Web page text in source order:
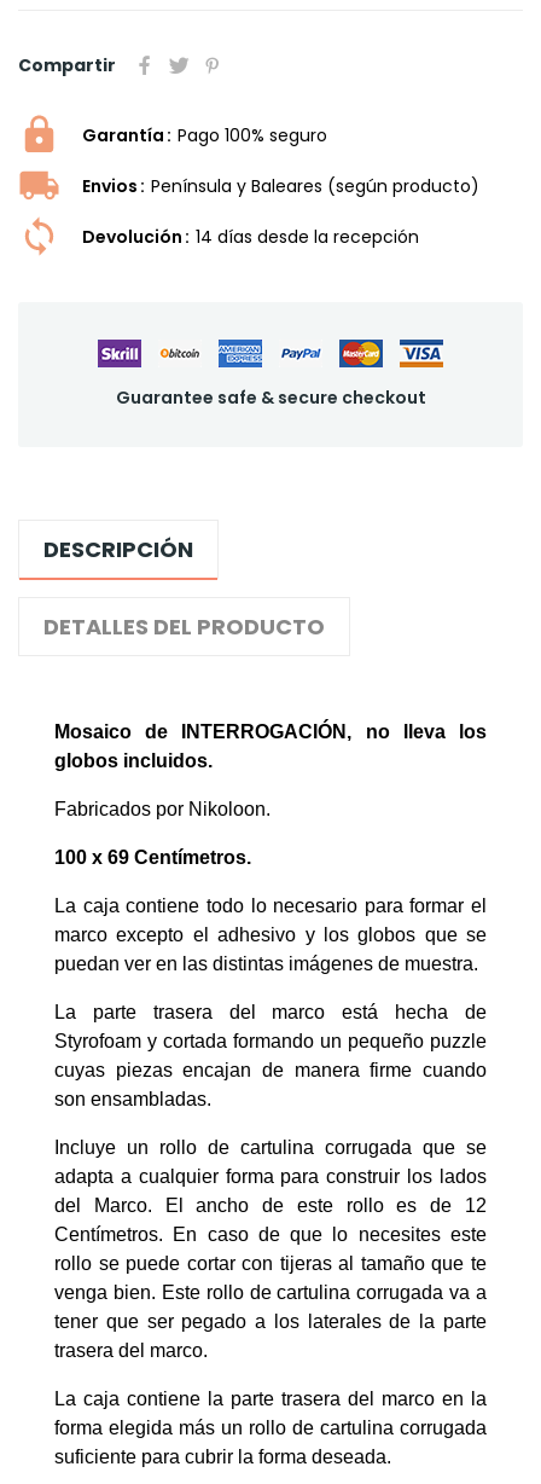
Compartir
Garantía Pago 100% seguro
Envios Península y Baleares (según producto)
Devolución 14 dí­as desde la recepción
Guarantee safe & secure checkout
DESCRIPCIÓN
DETALLES DEL PRODUCTO
Mosaico de INTERROGACIÓN , no lleva los
globos incluidos.
Fabricados por Nikoloon.
100 x 69 Centímetros.
La caja contiene todo lo necesario para formar el
marco excepto el adhesivo y los globos que se
puedan ver en las distintas imágenes de muestra.
La parte trasera del marco está hecha de
Styrofoam y cortada formando un pequeño puzzle
cuyas piezas encajan de manera firme cuando
son ensambladas.
Incluye un rollo de cartulina corrugada que se
adapta a cualquier forma para construir los lados
del Marco. El ancho de este rollo es de 12
Centímetros. En caso de que lo necesites este
rollo se puede cortar con tijeras al tamaño que te
venga bien. Este rollo de cartulina corrugada va a
tener que ser pegado a los laterales de la parte
trasera del marco.
La caja contiene la parte trasera del marco en la
forma elegida más un rollo de cartulina corrugada
suficiente para cubrir la forma deseada.